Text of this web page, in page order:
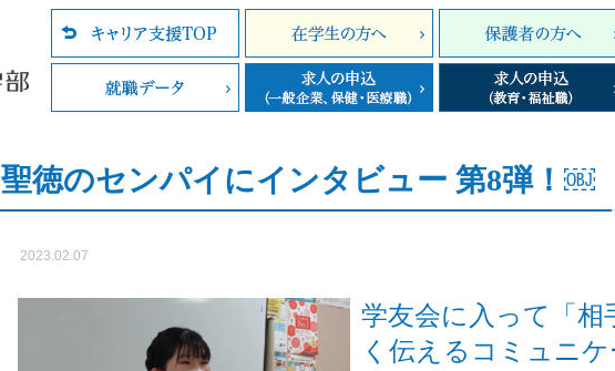
聖徳のセンパイにインタビュー 第8弾！￼
2023.02.07
学友会に入って「相
く伝えるコミュニ